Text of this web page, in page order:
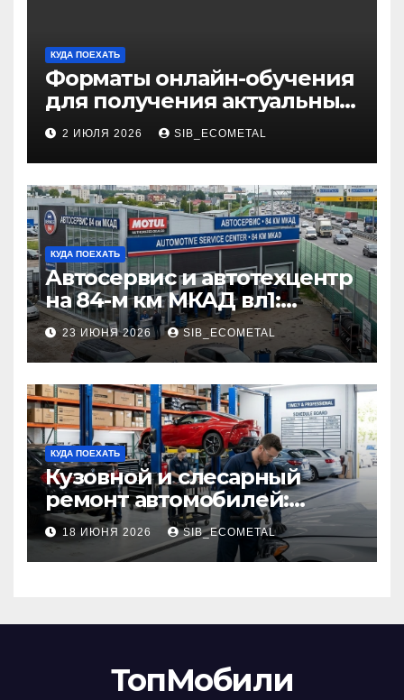
КУДА ПОЕХАТЬ
Форматы онлайн-обучения
для получения актуальных
профессий
2 ИЮЛЯ 2026 SIB_ECOMETAL
КУДА ПОЕХАТЬ
Автосервис и автотехцентр
на 84-м км МКАД вл1:
описание услуг и режим
работы
23 ИЮНЯ 2026 SIB_ECOMETAL
КУДА ПОЕХАТЬ
Кузовной и слесарный
ремонт автомобилей:
наличие оригинальных
запчастей производителя
и сроки выполнения работ
18 ИЮНЯ 2026 SIB_ECOMETAL
ТопМобили